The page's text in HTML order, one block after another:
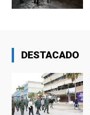
DESTACADO